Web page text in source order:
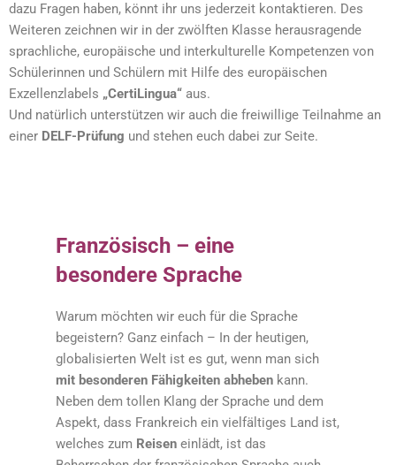
dazu Fragen haben, könnt ihr uns jederzeit kontaktieren. Des
Weiteren zeichnen wir in der zwölften Klasse herausragende
sprachliche, europäische und interkulturelle Kompetenzen von
Schülerinnen und Schülern mit Hilfe des europäischen
Exzellenzlabels „CertiLingua“ aus.
Und natürlich unterstützen wir auch die freiwillige Teilnahme an
einer DELF-Prüfung und stehen euch dabei zur Seite.
Französisch – eine
besondere Sprache
Warum möchten wir euch für die Sprache
begeistern? Ganz einfach – In der heutigen,
globalisierten Welt ist es gut, wenn man sich
mit besonderen Fähigkeiten abheben kann.
Neben dem tollen Klang der Sprache und dem
Aspekt, dass Frankreich ein vielfältiges Land ist,
welches zum Reisen einlädt, ist das